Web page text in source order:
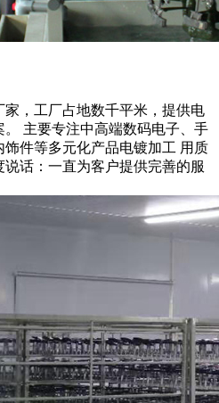
，工厂占地数千平米，提供电
主要专注中高端数码电子、手
件等多元化产品电镀加工 用质
话：一直为客户提供完善的服